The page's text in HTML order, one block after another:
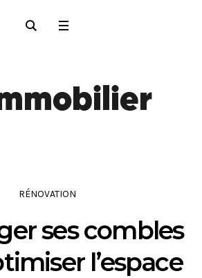
RÉNOVATION
ses combles
l’espace